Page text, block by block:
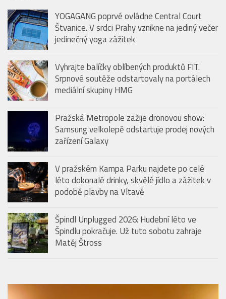
YOGAGANG poprvé ovládne Central Court
Štvanice. V srdci Prahy vznikne na jediný večer
jedinečný yoga zážitek
Vyhrajte balíčky oblíbených produktů FIT.
Srpnové soutěže odstartovaly na portálech
mediální skupiny HMG
Pražská Metropole zažije dronovou show:
Samsung velkolepě odstartuje prodej nových
zařízení Galaxy
V pražském Kampa Parku najdete po celé
léto dokonalé drinky, skvělé jídlo a zážitek v
podobě plavby na Vltavě
Špindl Unplugged 2026: Hudební léto ve
Špindlu pokračuje. Už tuto sobotu zahraje
Matěj Štross